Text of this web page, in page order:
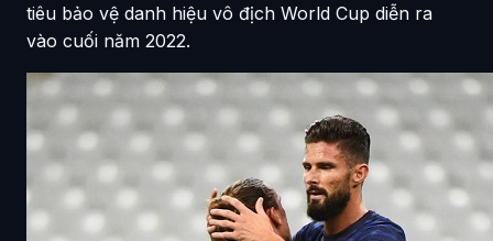
tiêu bảo vệ danh hiệu vô địch World Cup diễn ra
vào cuối năm 2022.